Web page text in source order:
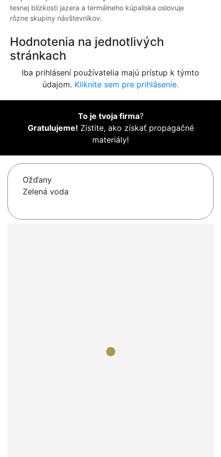
tesnej blízkosti jazera a termálneho kúpaliska oslovuje
rôzne skupiny návštevníkov.
Hodnotenia na jednotlivých
stránkach
Iba prihlásení používatelia majú prístup k týmto
údajom. Kliknite sem pre prihlásenie.
To je tvoja firma?
Gratulujeme! Zistite, ako získať propagačné
materiály!
Ožďany
Zelená voda